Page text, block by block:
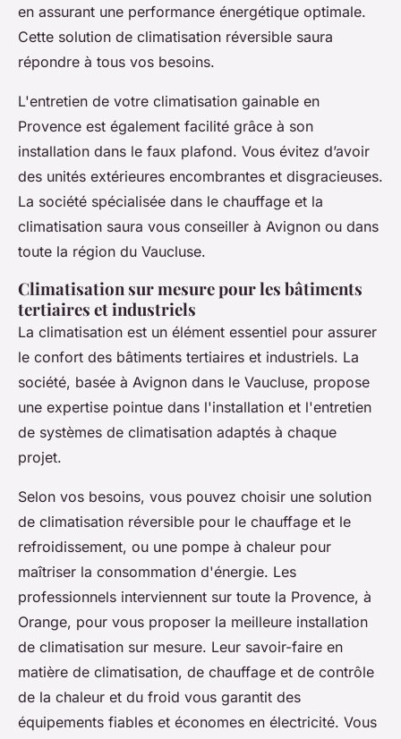
en assurant une performance énergétique optimale.
Cette solution de climatisation réversible saura
répondre à tous vos besoins.
L'entretien de votre climatisation gainable en
Provence est également facilité grâce à son
installation dans le faux plafond. Vous évitez d’avoir
des unités extérieures encombrantes et disgracieuses.
La société spécialisée dans le chauffage et la
climatisation saura vous conseiller à Avignon ou dans
toute la région du Vaucluse.
Climatisation sur mesure pour les bâtiments
tertiaires et industriels
La climatisation est un élément essentiel pour assurer
le confort des bâtiments tertiaires et industriels. La
société, basée à Avignon dans le Vaucluse, propose
une expertise pointue dans l'installation et l'entretien
de systèmes de climatisation adaptés à chaque
projet.
Selon vos besoins, vous pouvez choisir une solution
de climatisation réversible pour le chauffage et le
refroidissement, ou une pompe à chaleur pour
maîtriser la consommation d'énergie. Les
professionnels interviennent sur toute la Provence, à
Orange, pour vous proposer la meilleure installation
de climatisation sur mesure. Leur savoir-faire en
matière de climatisation, de chauffage et de contrôle
de la chaleur et du froid vous garantit des
équipements fiables et économes en électricité. Vous